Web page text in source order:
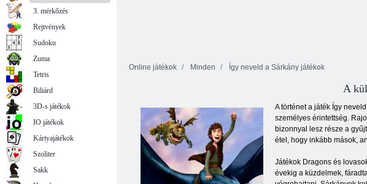
Online játékok Minden Így neveld a Sárkány játékok
A
A történet a játék Így
személyes érintettség.
bizonnyal lesz része a
étel, hogy inkább mások,
Játékok Dragons és
évekig a küzdelmek,
3. mérkőzés
Rejtvények
Sudoku
Zuma
Tetris
Biliárd
3D-s játékok
IO játékok
Kártyajátékok
Szoliter
Sakk